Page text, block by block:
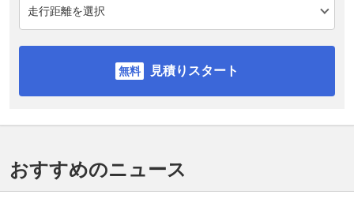
見積りスタート
おすすめのニュース